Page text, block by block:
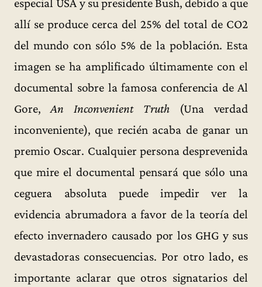
especial USA y su presidente Bush, debido a que
allí se produce cerca del 25% del total de CO2
del mundo con sólo 5% de la población. Esta
imagen se ha amplificado últimamente con el
documental sobre la famosa conferencia de Al
Gore,An Inconvenient Truth (Una verdad
inconveniente), que recién acaba de ganar un
premio Oscar. Cualquier persona desprevenida
que mire el documental pensará que sólo una
ceguera absoluta puede impedir ver la
evidencia abrumadora a favor de la teoría del
efecto invernadero causado por los GHG y sus
devastadoras consecuencias. Por otro lado, es
importante aclarar que otros signatarios del